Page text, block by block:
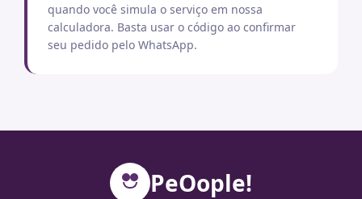
quando você simula o serviço em nossa
calculadora. Basta usar o código ao confirmar
seu pedido pelo WhatsApp.
PeOople!